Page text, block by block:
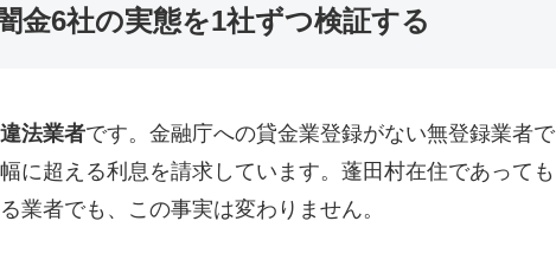
金6社の実態を1社ずつ検証する
法業者です。金融庁への貸金業登録がない無登録業者で
に超える利息を請求しています。蓬田村在住であっても
業者でも、この事実は変わりません。